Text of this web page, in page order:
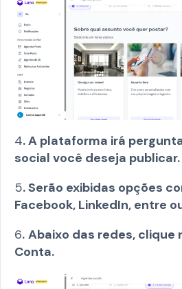
4. A plataforma irá
social você deseja publicar.
5. Serão exibidas opções
Facebook, LinkedIn, entre
6. Abaixo das redes, clique
Conta.